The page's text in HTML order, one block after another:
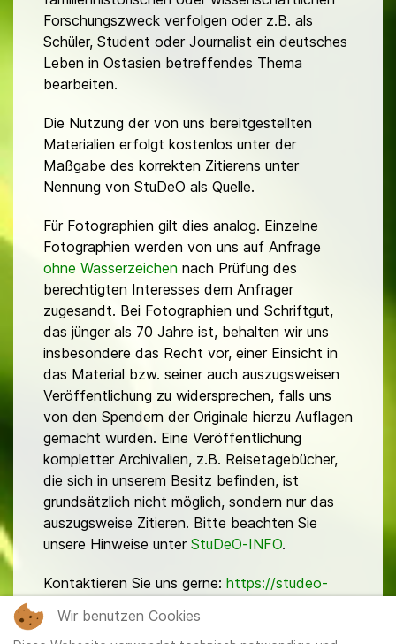
Forschungszweck verfolgen oder z.B. als
Schüler, Student oder Journalist ein deutsches
Leben in Ostasien betreffendes Thema
bearbeiten.
Die Nutzung der von uns bereitgestellten
Materialien erfolgt kostenlos unter der
Maßgabe des korrekten Zitierens unter
Nennung von StuDeO als Quelle.
Für Fotographien gilt dies analog. Einzelne
Fotographien werden von uns auf Anfrage
ohne Wasserzeichen nach Prüfung des
berechtigten Interesses dem Anfrager
zugesandt. Bei Fotographien und Schriftgut,
das jünger als 70 Jahre ist, behalten wir uns
insbesondere das Recht vor, einer Einsicht in
das Material bzw. seiner auch auszugsweisen
Veröffentlichung zu widersprechen, falls uns
von den Spendern der Originale hierzu Auflagen
gemacht wurden. Eine Veröffentlichung
kompletter Archivalien, z.B. Reisetagebücher,
die sich in unserem Besitz befinden, ist
grundsätzlich nicht möglich, sondern nur das
auszugsweise Zitieren. Bitte beachten Sie
unsere Hinweise unter StuDeO-INFO.
Kontaktieren Sie uns gerne: https://studeo-
Wir benutzen Cookies